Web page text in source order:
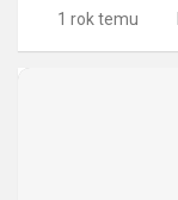
1 rok temu